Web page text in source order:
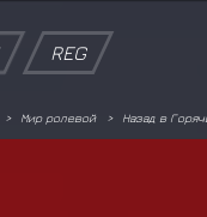
REG
Мир ролевой Назад в